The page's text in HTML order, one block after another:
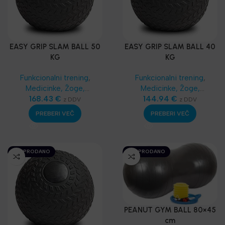
EASY GRIP SLAM BALL 50
KG
Funkcionalni trening,
Medicinke, Žoge,
Sandbags, Moč in
vzdržljivost,Najnovejša
168.43 € z DDV
PREBERI VEČ
EASY GRIP SLAM BALL 40
KG
Funkcionalni trening,
Medicinke, Žoge,
Sandbags, Moč in
vzdržljivost,Najnovejša
144.94 € z DDV
PREBERI VEČ
RAZPRODANO RAZPRODANO
PEANUT GYM BALL 80×45
cm